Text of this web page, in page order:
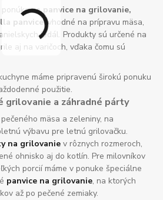
ponúkamepanvice na grilovanie,
panvice, vhodné na prípravu mäsa,
jedál. Produkty sú určené na
aj na varičoch, vďaka čomu sú
máme pripravenú širokú ponuku
použitie.
a záhradné párty
mäsa a zeleniny, na
výbavu pre letnú grilovačku.
na grilovanie v rôznych rozmeroch,
ohnisko aj do kotlín. Pre milovníkov
porcií máme v ponuke špeciálne
panvice na grilovanie, na ktorých
až po pečené zemiaky.